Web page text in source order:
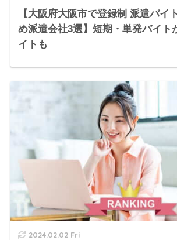
【大阪府大阪市で登録制 派遣バイ
め派遣会社3選】短期・単発バイト
イトも
2024.02.02 Fri